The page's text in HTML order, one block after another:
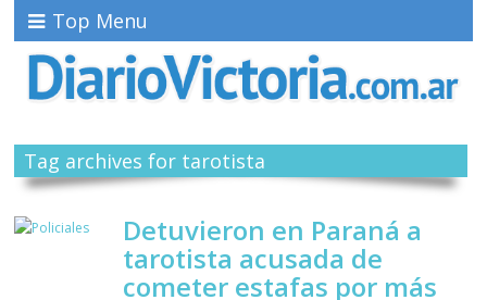
Top Menu
Tag archives for tarotista
Detuvieron en Paraná a
tarotista acusada de
cometer estafas por más